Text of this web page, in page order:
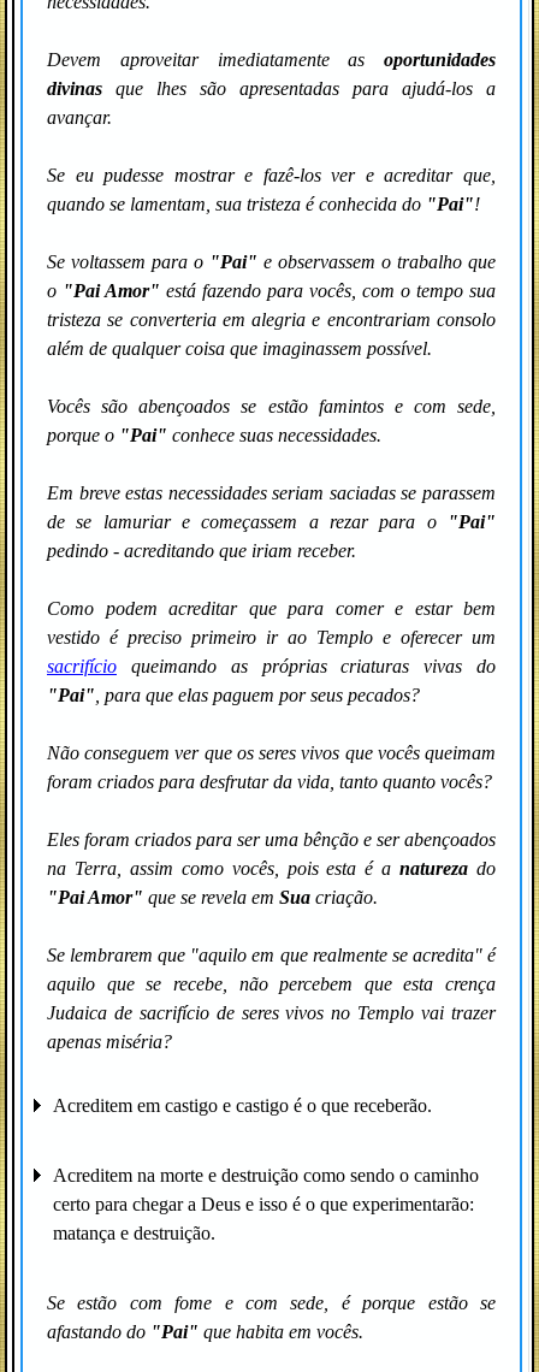
Devem aproveitar imediatamente as oportunidades
divinas que lhes são apresentadas para ajudá-los a
avançar.
Se eu pudesse mostrar e fazê-los ver e acreditar que,
quando se lamentam, sua tristeza é conhecida do "Pai"!
Se voltassem para o "Pai" e observassem o trabalho que
o "Pai Amor" está fazendo para vocês, com o tempo sua
tristeza se converteria em alegria e encontrariam consolo
além de qualquer coisa que imaginassem possível.
Vocês são abençoados se estão famintos e com sede,
porque o "Pai" conhece suas necessidades.
Em breve estas necessidades seriam saciadas se parassem
de se lamuriar e começassem a rezar para o
"Pai"
pedindo - acreditando que iriam receber.
Como podem acreditar que para comer e estar bem
vestido é preciso primeiro ir ao Templo e oferecer um
sacrifício queimando as próprias criaturas vivas do
"Pai" , para que elas paguem por seus pecados?
Não conseguem ver que os seres vivos que vocês queimam
foram criados para desfrutar da vida, tanto quanto vocês?
Eles foram criados para ser uma bênção e ser abençoados
na Terra, assim como vocês, pois esta é anatureza do
"Pai Amor" que se revela em Sua criação.
Se lembrarem que "aquilo em que realmente se acredita" é
aquilo que se recebe, não percebem que esta crença
Judaica de sacrifício de seres vivos no Templo vai trazer
apenas miséria?
Acreditem em castigo e castigo é o que receberão.
Acreditem na morte e destruição como sendo o caminho
certo para chegar a Deus e isso é o que experimentarão:
matança e destruição.
Se estão com fome e com sede, é porque estão se
afastando do "Pai" que habita em vocês.